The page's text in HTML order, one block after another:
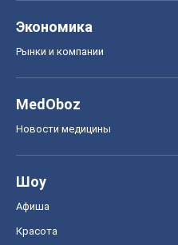
Экономика
Рынки и компании
MedOboz
Новости медицины
Шоу
Афиша
Красота